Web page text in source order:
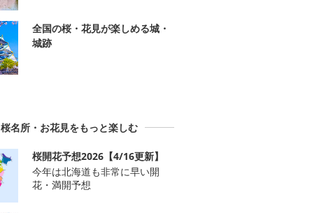
全国の桜・花見が楽しめる城・
城跡
桜名所・お花見をもっと楽しむ
桜開花予想2026【4/16更新】
今年は北海道も非常に早い開
花・満開予想